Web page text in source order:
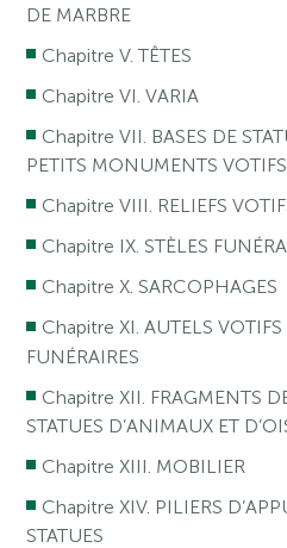
DE MARBRE
Chapitre V. TÊTES
Chapitre VI. VARIA
Chapitre VII. BASES DE
PETITS MONUMENTS VOTIFS
Chapitre VIII. RELIEFS
Chapitre IX. STÈLES
Chapitre X. SARCOPHAGES
Chapitre XI. AUTELS VOTIFS
FUNÉRAIRES
Chapitre XII. FRAGMENTS
STATUES D’ANIMAUX ET
Chapitre XIII. MOBILIER
Chapitre XIV. PILIERS
STATUES